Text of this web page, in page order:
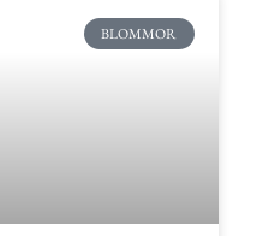
BLOMMOR